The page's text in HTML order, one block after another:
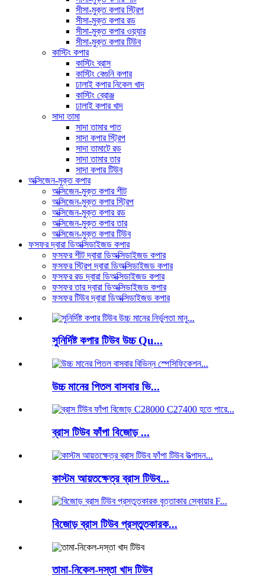
সীসা-মুক্ত কপার স্ট্রিপ
সীসা-মুক্ত কপার রড
সীসা-মুক্ত কপার ওয়্যার
সীসা-মুক্ত কপার টিউব
কাস্টিং কপার
কাস্টিং ব্রাস
কাস্টিং বেগুনি কপার
ঢালাই কপার নিকেল খাদ
কাস্টিং ব্রোঞ্জ
ঢালাই কপার খাদ
সাদা তামা
সাদা তামার পাত
সাদা কপার স্ট্রিপ
সাদা তামাটে রড
সাদা তামার তার
সাদা কপার টিউব
অক্সিজেন-মুক্ত কপার
অক্সিজেন-মুক্ত কপার শীট
অক্সিজেন-মুক্ত কপার স্ট্রিপ
অক্সিজেন-মুক্ত কপার রড
অক্সিজেন-মুক্ত কপার তার
অক্সিজেন-মুক্ত কপার টিউব
ফসফর দ্বারা ডিঅক্সিডাইজড কপার
ফসফর শীট দ্বারা ডিঅক্সিডাইজড কপার
ফসফর স্ট্রিপ দ্বারা ডিঅক্সিডাইজড কপার
ফসফর রড দ্বারা ডিঅক্সিডাইজড কপার
ফসফর তার দ্বারা ডিঅক্সিডাইজড কপার
ফসফর টিউব দ্বারা ডিঅক্সিডাইজড কপার
সুনির্দিষ্ট কপার টিউব উচ্চ Qu...
উচ্চ মানের পিতল বাসবার ভি...
ব্রাস টিউব ফাঁপা বিজোড় ...
কাস্টম আয়তক্ষেত্র ব্রাস টিউব...
বিজোড় ব্রাস টিউব প্রস্তুতকারক...
তামা-নিকেল-দস্তা খাদ টিউব